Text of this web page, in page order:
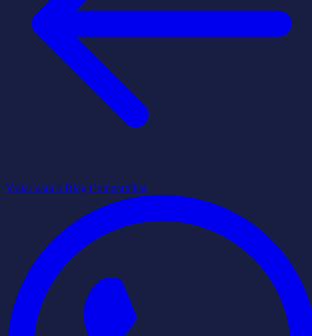
Voltar para o Blog Compartilhar